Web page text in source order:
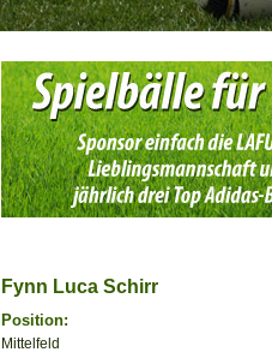
Fynn Luca Schirr
Position:
Mittelfeld